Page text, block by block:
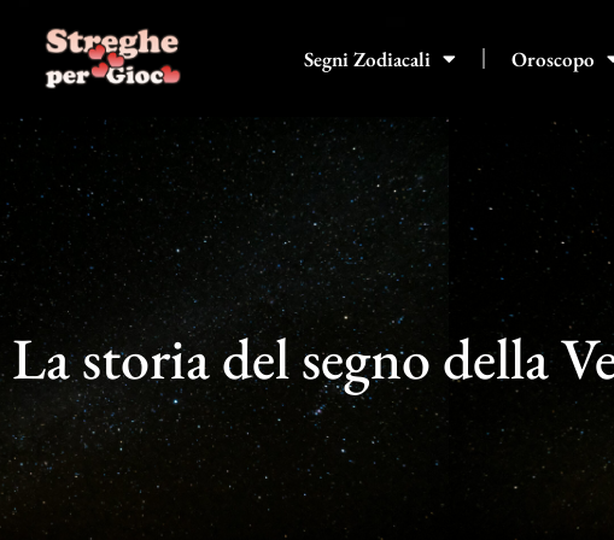
contenuto
Segni Zodiacali Oroscopo
La storia del segno della